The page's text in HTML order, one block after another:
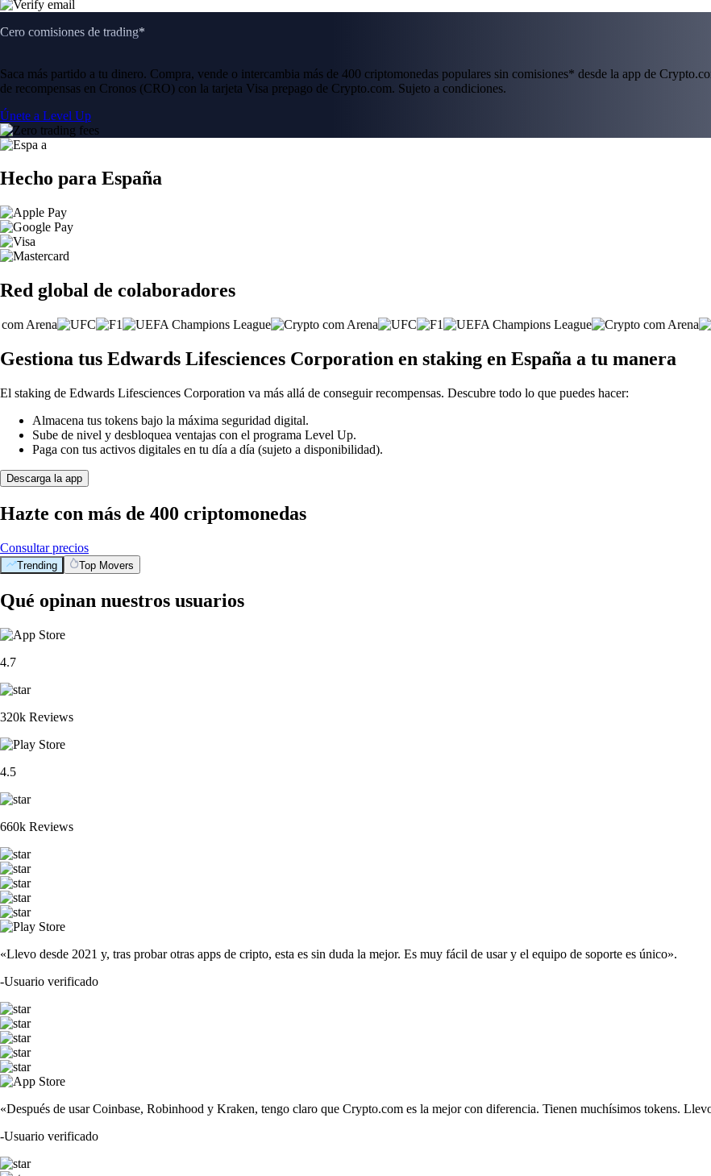
Cero comisiones de trading*
Saca más partido a tu dinero. Compra, vende o intercambia más de 400 criptomonedas populares sin comisiones* desde la app de
de recompensas en Cronos (CRO) con la tarjeta Visa prepago de Crypto.com. Sujeto a condiciones.
Únete a Level Up
Hecho para España
Red global de colaboradores
Gestiona tus Edwards Lifesciences Corporation en staking en España a tu manera
El staking de Edwards Lifesciences Corporation va más allá de conseguir recompensas. Descubre todo lo que puedes hacer:
Almacena tus tokens bajo la máxima seguridad digital.
Sube de nivel y desbloquea ventajas con el programa Level Up.
Paga con tus activos digitales en tu día a día (sujeto a disponibilidad).
Descarga la app
Hazte con más de 400 criptomonedas
Consultar precios
Trending Top Movers
Qué opinan nuestros usuarios
4.7
320k Reviews
4.5
660k Reviews
«Llevo desde 2021 y, tras probar otras apps de cripto, esta es sin duda la mejor. Es muy fácil de usar y el equipo de soporte es único».
-Usuario verificado
«Después de usar Coinbase, Robinhood y Kraken, tengo claro que Crypto.com es la mejor con diferencia. Tienen muchísimos tokens.
-Usuario verificado